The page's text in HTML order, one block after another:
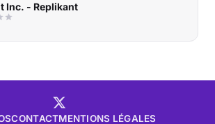
Inc. - Replikant
CONTACTMENTIONS LÉGALES